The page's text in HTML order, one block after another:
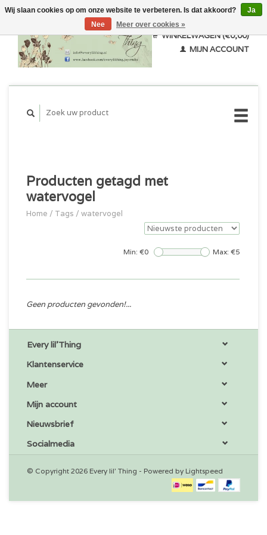
WINKELWAGEN (€0,00)
MIJN ACCOUNT
Producten getagd met
watervogel
Home / Tags / watervogel
Min: €0 Max: €5
Geen producten gevonden!...
Every lil'Thing
Klantenservice
Meer
Mijn account
Nieuwsbrief
Socialmedia
© Copyright 2026 Every lil' Thing - Powered by Lightspeed
Wij slaan cookies op om onze website te verbeteren. Is dat akkoord?
Ja
Nee
Meer over cookies »